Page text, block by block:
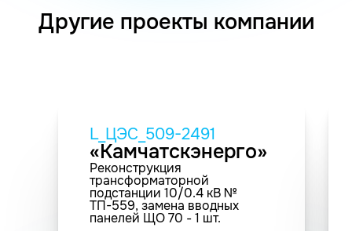
Другие проекты компании
L_ЦЭС_509-2491
«Камчатскэнерго»
Реконструкция
трансформаторной
подстанции 10/0.4 кВ №
ТП-559, замена вводных
панелей ЩО 70 - 1 шт.